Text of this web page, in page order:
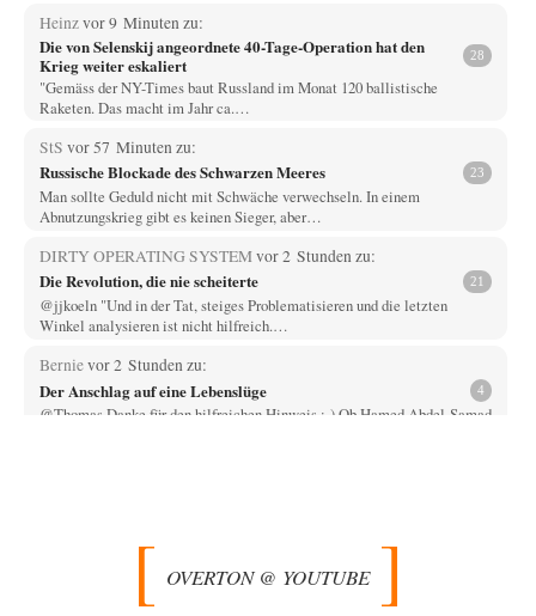
Heinzvor 9 Minuten zu:
Die von Selenskij angeordnete 40-Tage-Operation hat den
Krieg weiter eskaliert
28
"Gemäss der NY-Times baut Russland im Monat 120 ballistische
Raketen. Das macht im Jahr ca.…
StS vor 57 Minuten zu:
Russische Blockade des Schwarzen Meeres 23
Man sollte Geduld nicht mit Schwäche verwechseln. In einem
Abnutzungskrieg gibt es keinen Sieger, aber…
DIRTY OPERATING SYSTEMvor 2 Stunden zu:
Die Revolution, die nie scheiterte 21
@jjkoeln "Und in der Tat, steiges Problematisieren und die letzten
Winkel analysieren ist nicht hilfreich.…
Bernievor 2 Stunden zu:
Der Anschlag auf eine Lebenslüge 4
@Thomas Danke für den hilfreichen Hinweis ;-) Ob Hamed Abdel-Samad
Frage: Wer besitzt die…
DIRTY OPERATING SYSTEM vor 4 Stunden zu:
Morgen kommt der Russe, wir müssen alle sterben!
OVERTON @ YOUTUBE